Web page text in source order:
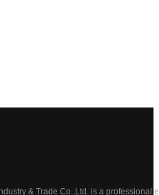
& Trade Co.,Ltd. is a professional